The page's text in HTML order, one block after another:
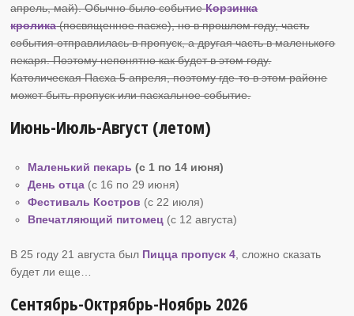
апрель, май). Обычно было событиеКорзинка
кролика(посвященное пасхе), но в прошлом году, часть
события отправлилась в пропуск, а другая часть в маленького
пекаря. Поэтому непонятно как будет в этом году.
Католическая Пасха 5 апреля, поэтому где-то в этом районе
может быть пропуск или пасхальное событие.
Июнь-Июль-Август (летом)
Маленький пекарь (с 1 по 14 июня)
День отца (с 16 по 29 июня)
Фестиваль Костров (c 22 июля)
Впечатляющий питомец (c 12 августа)
В 25 году 21 августа был Пицца пропуск 4 , сложно сказать
будет ли еще…
Сентябрь-Октрябрь-Ноябрь 2026